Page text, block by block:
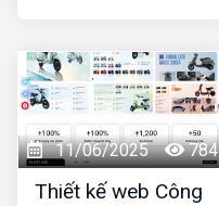
11/06/2025 784
Thiết kế web Công